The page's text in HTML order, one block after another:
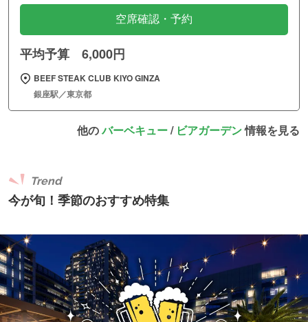
空席確認・予約
平均予算 6,000円
BEEF STEAK CLUB KIYO GINZA
銀座駅／東京都
他のバーベキュー/ ビアガーデン情報を見る
今が旬！季節のおすすめ特集
Trend